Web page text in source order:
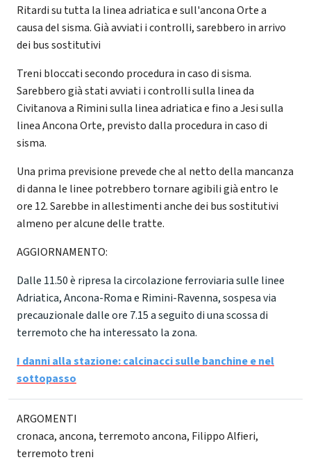
Ritardi su tutta la linea adriatica e sull'ancona Orte a
causa del sisma. Già avviati i controlli, sarebbero in arrivo
dei bus sostitutivi
Treni bloccati secondo procedura in caso di sisma.
Sarebbero già stati avviati i controlli sulla linea da
Civitanova a Rimini sulla linea adriatica e fino a Jesi sulla
linea Ancona Orte, previsto dalla procedura in caso di
sisma.
Una prima previsione prevede che al netto della mancanza
di danna le linee potrebbero tornare agibili già entro le
ore 12. Sarebbe in allestimenti anche dei bus sostitutivi
almeno per alcune delle tratte.
AGGIORNAMENTO:
Dalle 11.50 è ripresa la circolazione ferroviaria sulle linee
Adriatica, Ancona-Roma e Rimini-Ravenna, sospesa via
precauzionale dalle ore 7.15 a seguito di una scossa di
terremoto che ha interessato la zona.
I danni alla stazione: calcinacci sulle banchine e nel
sottopasso
ARGOMENTI
cronaca,ancona, terremoto ancona, Filippo Alfieri,
terremoto treni